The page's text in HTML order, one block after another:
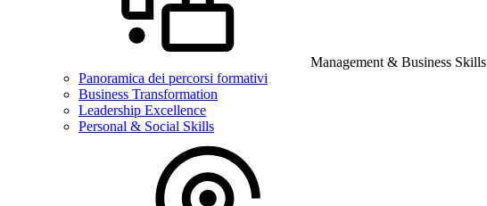
Management & Business Skills
Panoramica dei percorsi formativi
Business Transformation
Leadership Excellence
Personal & Social Skills